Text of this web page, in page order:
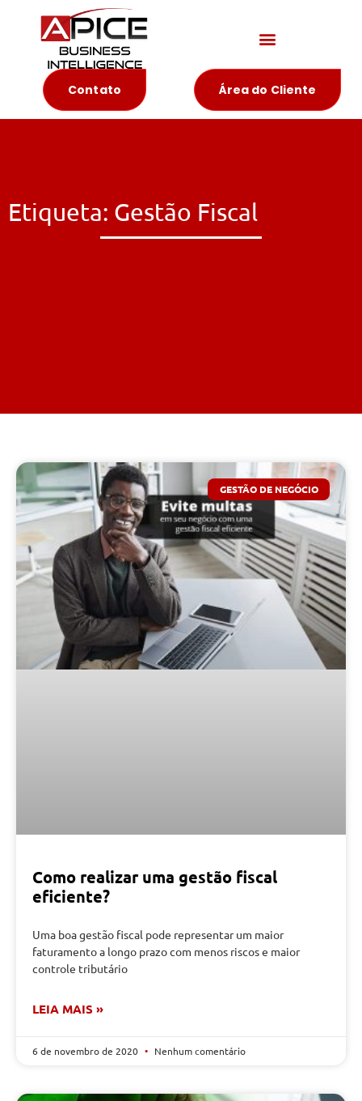
Contato Área do Cliente
Etiqueta: Gestão Fiscal
GESTÃO DE NEGÓCIO
Como realizar uma gestão fiscal
eficiente?
Uma boa gestão fiscal pode representar um maior
faturamento a longo prazo com menos riscos e maior
controle tributário
LEIA MAIS »
6 de novembro de 2020 Nenhum comentário